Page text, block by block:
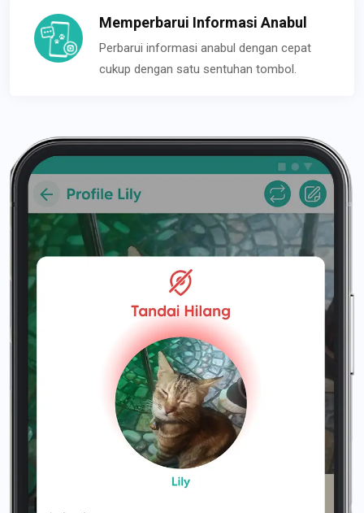
Memperbarui Informasi Anabul
Perbarui informasi anabul dengan cepat
cukup dengan satu sentuhan tombol.